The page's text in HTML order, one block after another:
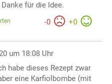
für die Idee.
-0 +0
um 18:08 Uhr
habe dieses Rezept zwar
eine Karfiolbombe (mit